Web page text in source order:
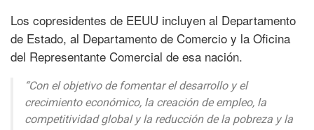
Los copresidentes de EEUU incluyen al Departamento
de Estado, al Departamento de Comercio y la Oficina
del Representante Comercial de esa nación.
“Con el objetivo de fomentar el desarrollo y el
crecimiento económico, la creación de empleo, la
competitividad global y la reducción de la pobreza y la